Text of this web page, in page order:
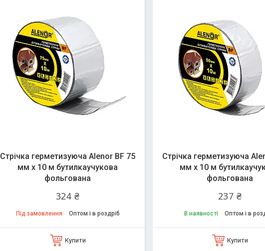
Стрічка герметизуюча Alenor BF 75
мм х 10 м бутилкаучукова
фольгована
324 ₴
Під замовлення Оптом і в роздріб
Купити
Стрічка герметизуюча
мм х 10 м
фольгована
237 ₴
В наявності Оптом і в
Купити